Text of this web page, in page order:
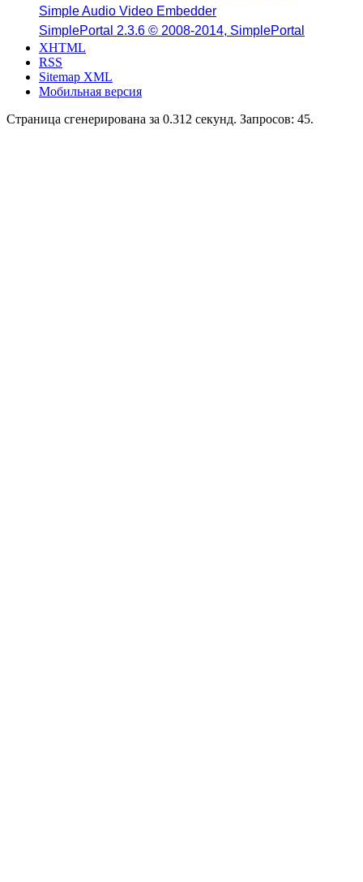
Simple Audio Video Embedder
SimplePortal 2.3.6 © 2008-2014, SimplePortal
XHTML
RSS
Sitemap XML
Мобильная версия
Страница сгенерирована за 0.312 секунд. Запросов: 45.